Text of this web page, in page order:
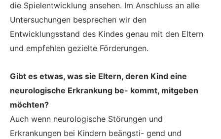
die Spielentwicklung ansehen. Im Anschluss an alle
Untersuchungen besprechen wir den
Entwicklungsstand des Kindes genau mit den Eltern
und empfehlen gezielte Förderungen.
Gibt es etwas, was sie Eltern, deren Kind eine
neurologische Erkrankung be- kommt, mitgeben
möchten?
Auch wenn neurologische Störungen und
Erkrankungen bei Kindern beängsti- gend und